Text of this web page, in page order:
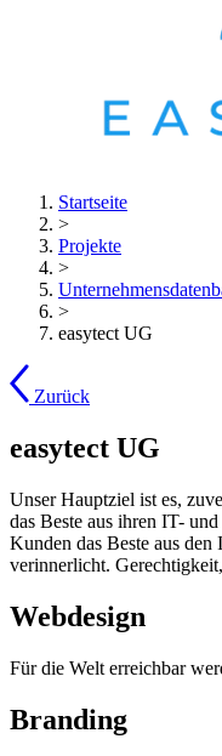
Startseite
>
Projekte
>
>
easytect UG
Zurück
easytect UG
Unser Hauptziel ist es,
das Beste aus ihren IT-
Kunden das Beste aus
verinnerlicht.
Webdesign
Für die Welt erreichbar
Branding